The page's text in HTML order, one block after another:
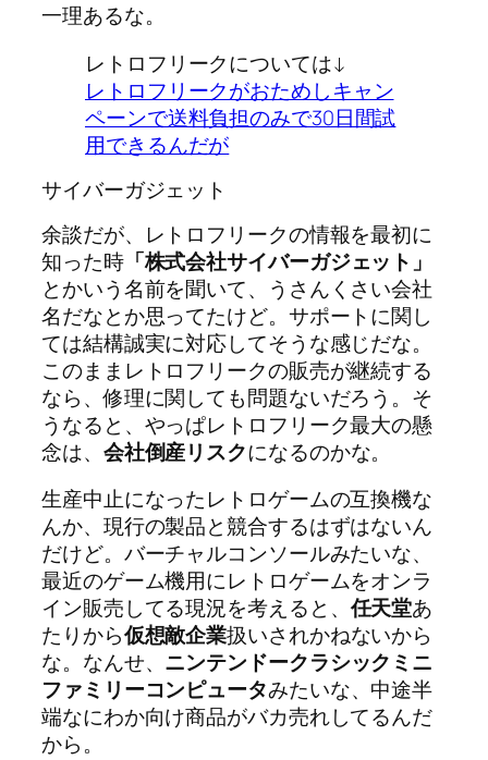
一理あるな。
レトロフリークについては↓
レトロフリークがおためしキャン
ペーンで送料負担のみで30日間試
用できるんだが
サイバーガジェット
余談だが、レトロフリークの情報を最初に
知った時「株式会社サイバーガジェット」
とかいう名前を聞いて、うさんくさい会社
名だなとか思ってたけど。サポートに関し
ては結構誠実に対応してそうな感じだな。
このままレトロフリークの販売が継続する
なら、修理に関しても問題ないだろう。そ
うなると、やっぱレトロフリーク最大の懸
念は、 会社倒産リスクになるのかな。
生産中止になったレトロゲームの互換機な
んか、現行の製品と競合するはずはないん
だけど。バーチャルコンソールみたいな、
最近のゲーム機用にレトロゲームをオンラ
イン販売してる現況を考えると、任天堂あ
たりから仮想敵企業扱いされかねないから
な。なんせ、 ニンテンドークラシックミニ
ファミリーコンピュータみたいな、中途半
端なにわか向け商品がバカ売れしてるんだ
から。